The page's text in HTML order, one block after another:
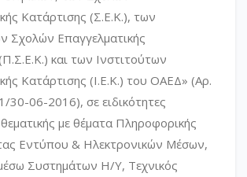
Κατάρτισης (Σ.Ε.Κ.), των
Σχολών Επαγγελματικής
και των Ινστιτούτων
Κατάρτισης (Ι.Ε.Κ.) του ΟΑΕΔ» (Αρ.
06-2016), σε ειδικότητες
με θέματα Πληροφορικής
Εντύπου & Ηλεκτρονικών Μέσων,
Συστημάτων Η/Υ, Τεχνικός